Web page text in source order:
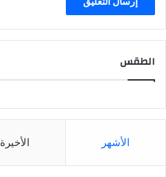
الطقس
الأشهر الأخيرة